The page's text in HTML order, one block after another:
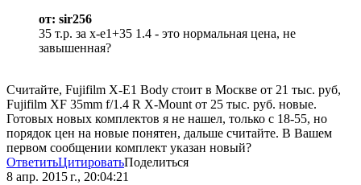
от: sir256
35 т.р. за x-e1+35 1.4 - это нормальная цена, не
завышенная?
Считайте, Fujifilm X-E1 Body стоит в Москве от 21 тыс. руб,
Fujifilm XF 35mm f/1.4 R X-Mount от 25 тыс. руб. новые.
Готовых новых комплектов я не нашел, только с 18-55, но
порядок цен на новые понятен, дальше считайте. В Вашем
первом сообщении комплект указан новый?
ОтветитьЦитироватьПоделиться
8 апр. 2015 г., 20:04:21